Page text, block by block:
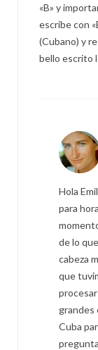
«B» y
escribe con
(Cubano) y
bello escrito
Hola
para
de lo
cabeza
que
grandes
Cuba